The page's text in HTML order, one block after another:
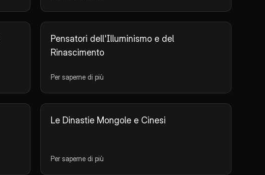
Pensatori dell'Illuminismo e del
Rinascimento
Per saperne di più
Le Dinastie Mongole e Cinesi
Per saperne di più